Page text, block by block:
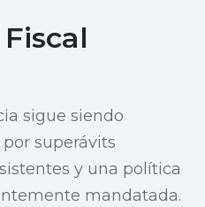
sigue siendo
superávits
y una política
mandatada.